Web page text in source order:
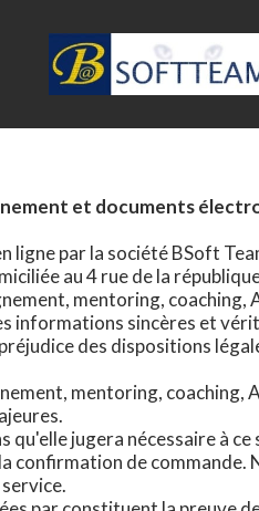
et documents
par la société BSoft
au 4 rue de la
mentoring,
informations sincères et
des dispositions
mentoring,
jugera nécessaire à
confirmation de